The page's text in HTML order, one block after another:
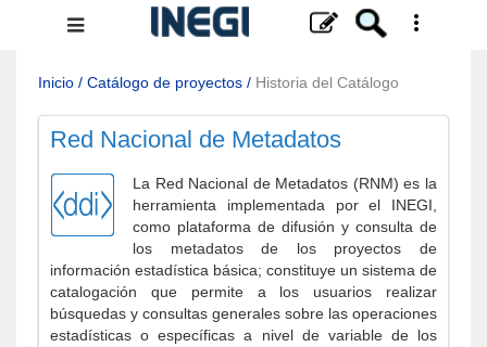
Menú
navegación
Inicio / Catálogo de proyectos / Historia del Catálogo
Red Nacional de Metadatos
La Red Nacional de Metadatos (RNM) es la
herramienta implementada por el INEGI,
como plataforma de difusión y consulta de
los metadatos de los proyectos de
información estadística básica; constituye un sistema de
catalogación que permite a los usuarios realizar
búsquedas y consultas generales sobre las operaciones
estadísticas o específicas a nivel de variable de los